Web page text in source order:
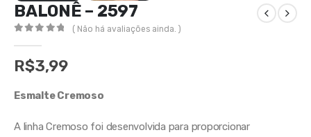
BALONÊ – 2597
( Não há avaliações ainda. )
R$3,99
Esmalte Cremoso
A linha Cremoso foi desenvolvida para proporcionar